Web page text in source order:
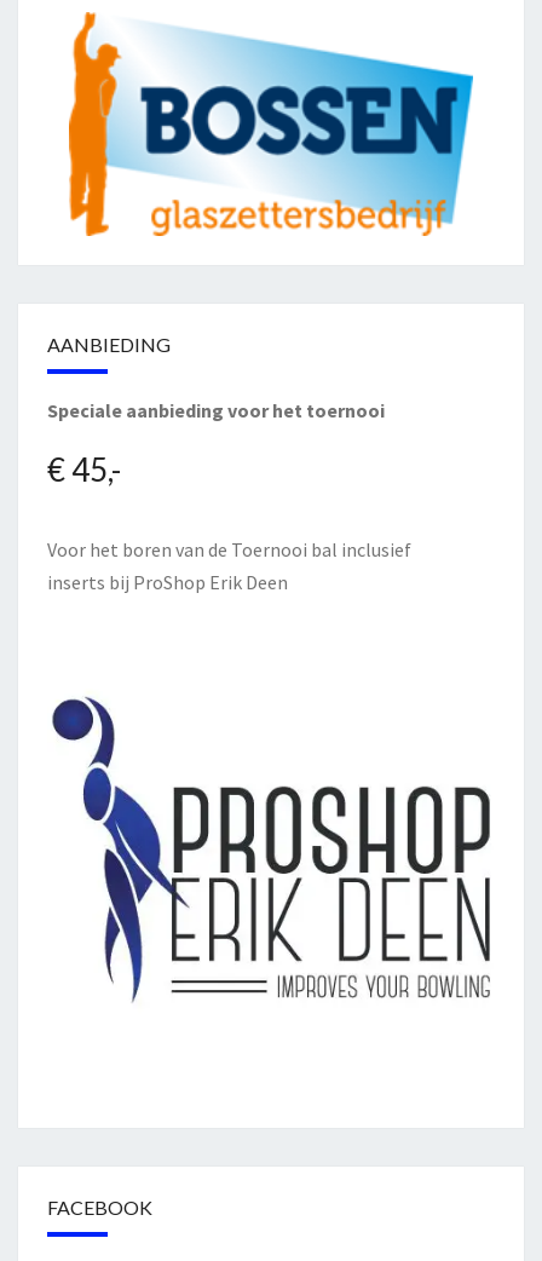
AANBIEDING
Speciale aanbieding voor het toernooi
€ 45,-
Voor het boren van de Toernooi bal inclusief
inserts bij ProShop Erik Deen
FACEBOOK